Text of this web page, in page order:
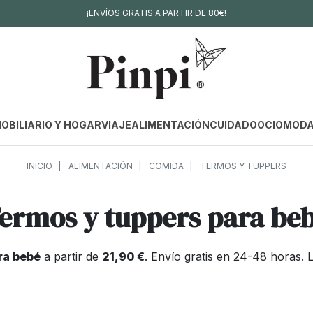
¡ENVÍOS GRATIS A PARTIR DE 80€!
Y HOGARVIAJEALIMENTACIÓNCUIDADOOCIO
INICIO ALIMENTACIÓN COMIDA TERMOS Y TUPPERS
y tuppers para
bebé a partir de 21,90 €. Envío gratis en 24-48 horas.